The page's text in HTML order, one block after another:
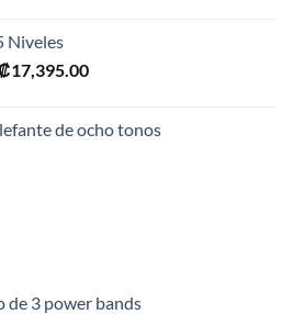
Niveles
17,395.00El
es:
de ocho tonos
de 3 power bands